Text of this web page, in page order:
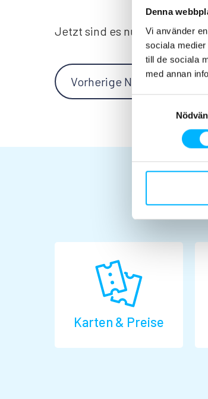
Denna
Vi använder
sociala
till de sociala
med annan
Samtyckesval
Jetzt sind es nur noch 2
Vorherige Nachricht
Karten & Preise